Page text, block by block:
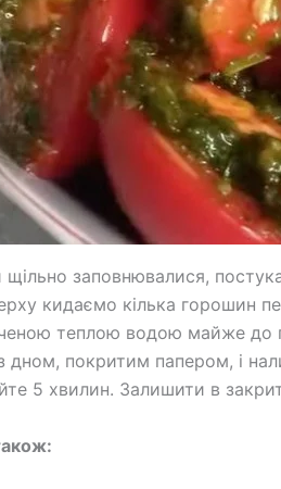
заповнювалися,
кидаємо кілька горошин
теплою водою майже до
дном, покритим папером, і
5 хвилин. Залишити в